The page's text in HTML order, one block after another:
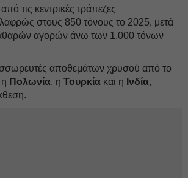
τις κεντρικές τράπεζες
στους 850 τόνους το 2025, μετά
αγορών άνω των 1.000 τόνων
αποθεμάτων χρυσού από το
Πολωνία, η Τουρκία και η Ινδία,